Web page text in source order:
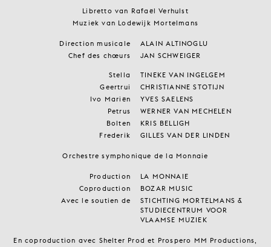
Libretto van Rafaël Verhulst
Muziek van Lodewijk Mortelmans
Direction musicale
ALAIN ALTINOGLU
Chef des chœurs
JAN SCHWEIGER
Stella
TINEKE VAN INGELGEM
Geertrui
CHRISTIANNE STOTIJN
Ivo Mariën
YVES SAELENS
Petrus
WERNER VAN MECHELEN
Bolten
KRIS BELLIGH
Frederik
GILLES VAN DER LINDEN
Orchestre symphonique de la Monnaie
Production
LA MONNAIE
Coproduction
BOZAR MUSIC
Avec le soutien de
STICHTING MORTELMANS &
STUDIECENTRUM VOOR
VLAAMSE MUZIEK
En coproduction avec Shelter Prod et Prospero MM Productions,